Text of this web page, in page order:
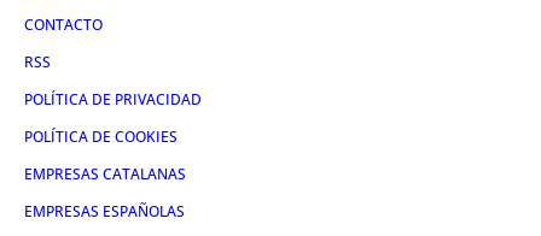
CONTACTO
RSS
POLÍTICA DE PRIVACIDAD
POLÍTICA DE COOKIES
EMPRESAS CATALANAS
EMPRESAS ESPAÑOLAS